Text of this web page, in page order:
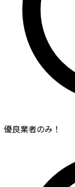
優良業者のみ！